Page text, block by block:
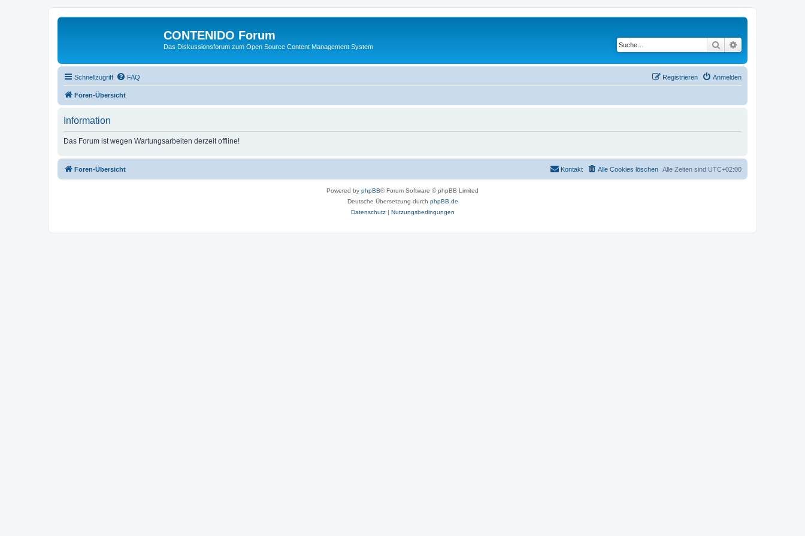
CONTENIDO Forum
Das Diskussionsforum zum Open Source Content Management System Suche
Schnellzugriff FAQ Anmelden
Registrieren
Foren-Übersicht
Information
Das Forum ist wegen Wartungsarbeiten derzeit offline!
Foren-Übersicht Alle Zeiten sind UTC+02:00
Alle Cookies löschen
Kontakt
Powered by phpBB® Forum Software © phpBB Limited
Deutsche Übersetzung durch phpBB.de
Datenschutz| Nutzungsbedingungen